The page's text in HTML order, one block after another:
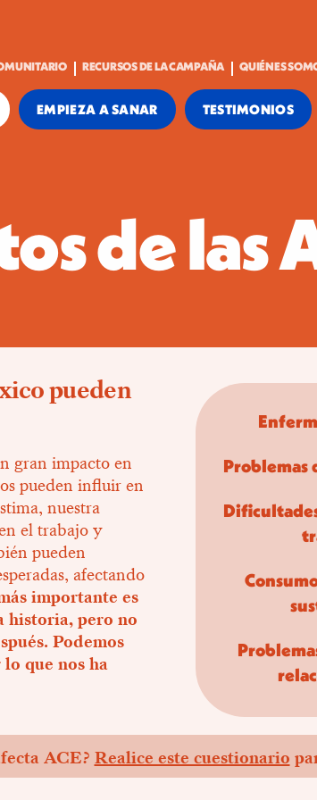
RECURSOS DE LA CAMPAÑA QUIÉNES
EMPIEZA A SANAR TESTIMONIOS
de las
pueden
gran impacto en
pueden influir en
nuestra
el trabajo y
pueden
afectando
importante es
historia, pero no
Podemos
que nos ha
Problemas
ACE? Realice este cuestionario